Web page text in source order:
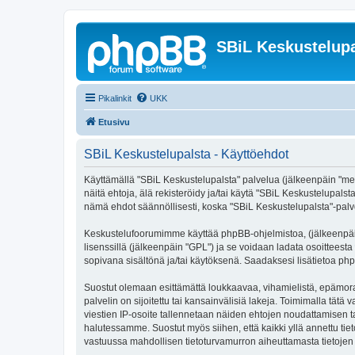
SBiL
Pikalinkit UKK
Etusivu
SBiL Keskustelupalsta - Käyttöehdot
Käyttämällä "SBiL Keskustelupalsta" palvelua (jälkeenpäin
näitä ehtoja, älä rekisteröidy ja/tai käytä "SBiL
nämä ehdot säännöllisesti, koska "SBiL Keskustelupalsta"-
Keskustelufoorumimme käyttää phpBB-ohjelmistoa,
lisenssillä (jälkeenpäin "GPL") ja se voidaan ladata osoitteesta
sopivana sisältönä ja/tai käytöksenä. Saadaksesi lisätietoa
Suostut olemaan esittämättä loukkaavaa, vihamielistä,
palvelin on sijoitettu tai kansainvälisiä lakeja. Toimimalla tätä
viestien IP-osoite tallennetaan näiden ehtojen noudattamisen
halutessamme. Suostut myös siihen, että kaikki yllä annettu
vastuussa mahdollisen tietoturvamurron aiheuttamasta